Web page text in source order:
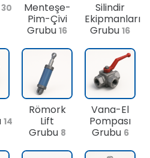
30
Menteşe-
Pim-Çivi
Grubu 16
Silindir
Ekipmanları
Grubu 16
14
Römork
Lift
Grubu 8
Vana-El
Pompası
Grubu 6